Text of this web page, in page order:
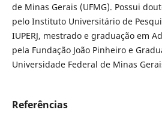
de Minas Gerais (UFMG). Possui
pelo Instituto Universitário de
IUPERJ, mestrado e graduação em
pela Fundação João Pinheiro e
Universidade Federal de Minas
Referências